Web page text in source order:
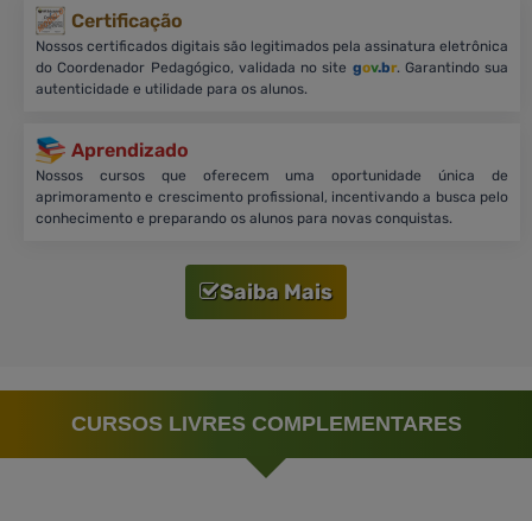
Certificação
Nossos certificados digitais são legitimados pela assinatura eletrônica
do Coordenador Pedagógico, validada no site gov.br. Garantindo sua
autenticidade e utilidade para os alunos.
Aprendizado
Nossos cursos que oferecem uma oportunidade única de
aprimoramento e crescimento profissional, incentivando a busca pelo
conhecimento e preparando os alunos para novas conquistas.
Saiba Mais
CURSOS LIVRES COMPLEMENTARES